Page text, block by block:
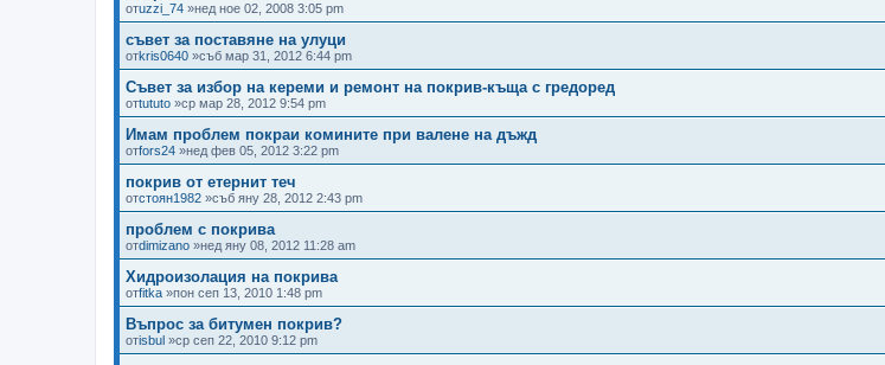
отuzzi_74 »нед ное 02, 2008 3:05 pm
съвет за поставяне на улуци
отkris0640 »съб мар 31, 2012 6:44 pm
Съвет за избор на кереми и ремонт на покрив-къща с гредоред
отtututo »ср мар 28, 2012 9:54 pm
Имам проблем покраи комините при валене на дъжд
отfors24 »нед фев 05, 2012 3:22 pm
покрив от етернит теч
отстоян1982 »съб яну 28, 2012 2:43 pm
проблем с покрива
отdimizano »нед яну 08, 2012 11:28 am
Хидроизолация на покрива
отfitka »пон сеп 13, 2010 1:48 pm
Въпрос за битумен покрив?
отisbul »ср сеп 22, 2010 9:12 pm